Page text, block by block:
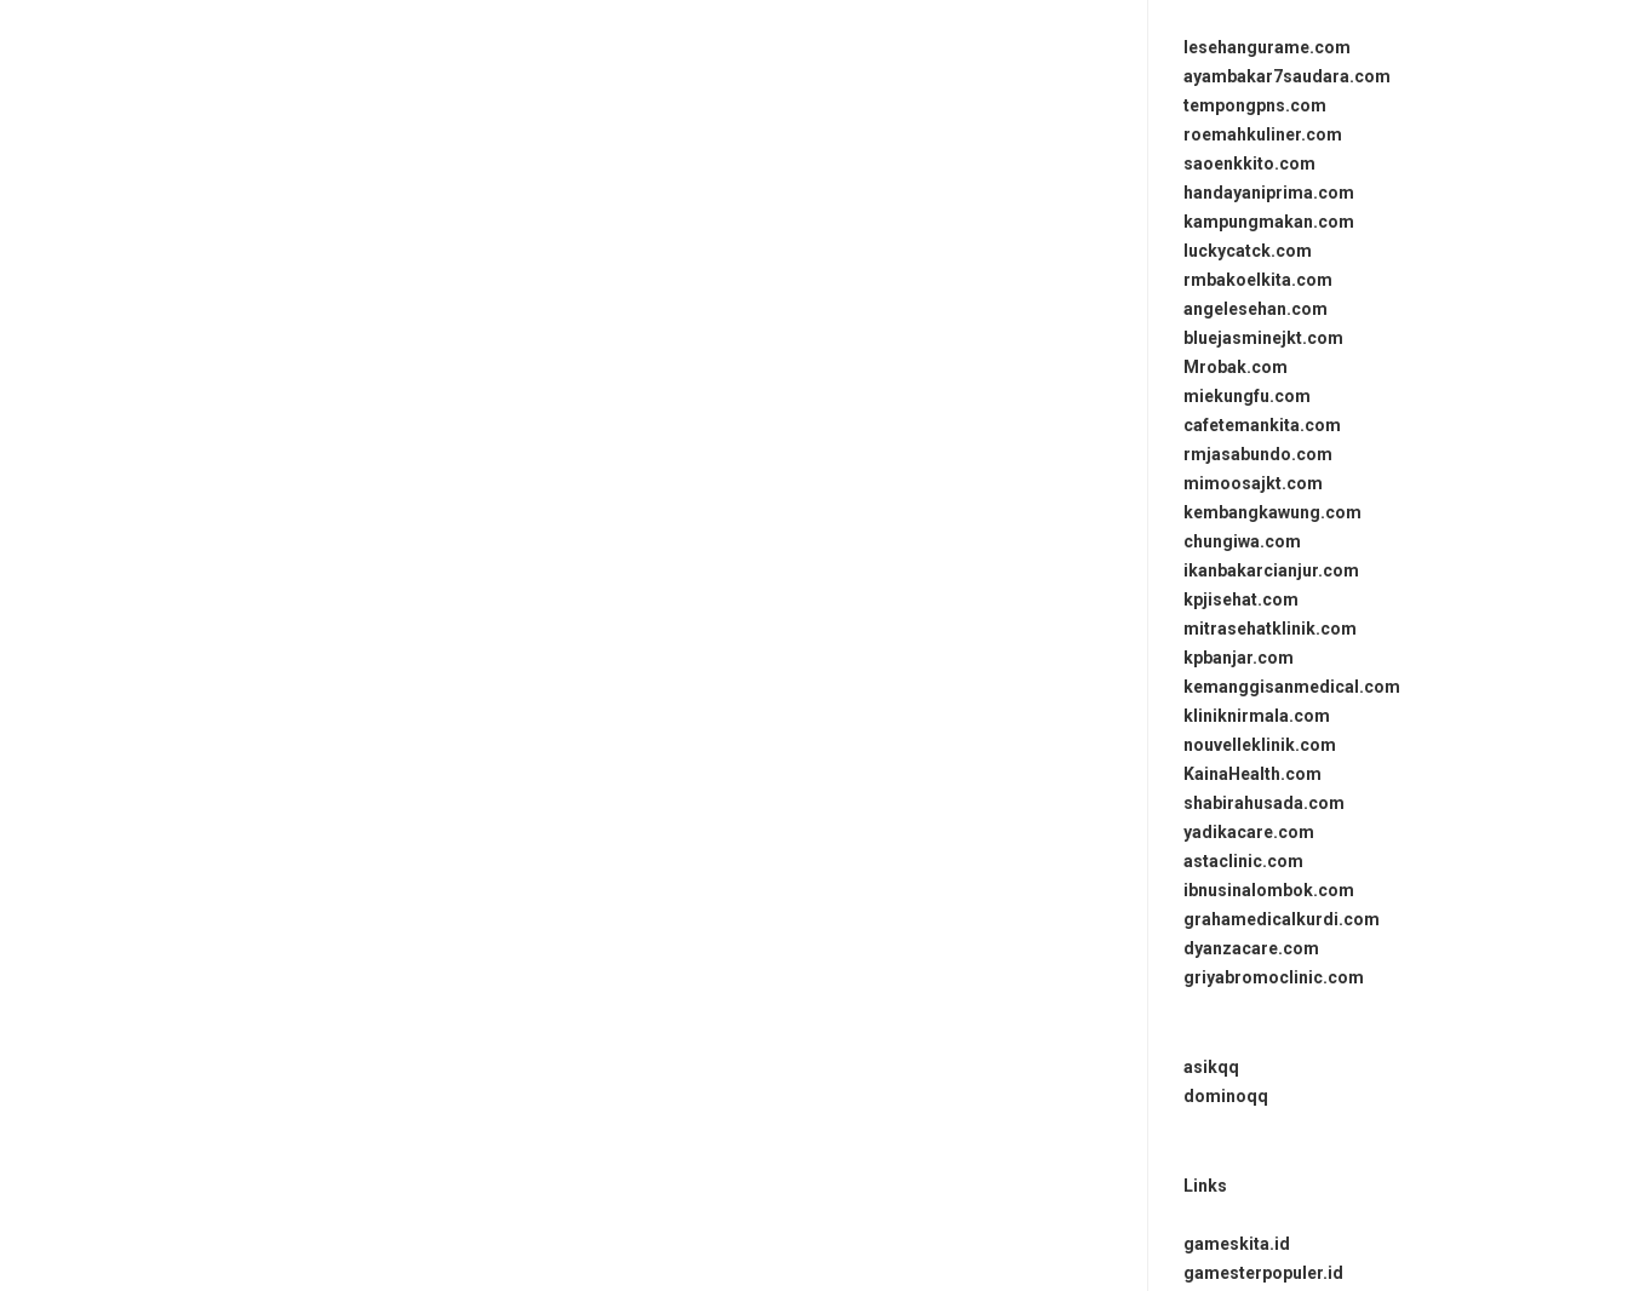
lesehangurame.com
ayambakar7saudara.com
tempongpns.com
roemahkuliner.com
saoenkkito.com
handayaniprima.com
kampungmakan.com
luckycatck.com
rmbakoelkita.com
angelesehan.com
bluejasminejkt.com
Mrobak.com
miekungfu.com
cafetemankita.com
rmjasabundo.com
mimoosajkt.com
kembangkawung.com
chungiwa.com
ikanbakarcianjur.com
kpjisehat.com
mitrasehatklinik.com
kpbanjar.com
kemanggisanmedical.com
kliniknirmala.com
nouvelleklinik.com
KainaHealth.com
shabirahusada.com
yadikacare.com
astaclinic.com
ibnusinalombok.com
grahamedicalkurdi.com
dyanzacare.com
griyabromoclinic.com
asikqq
dominoqq
Links
gameskita.id
gamesterpopuler.id